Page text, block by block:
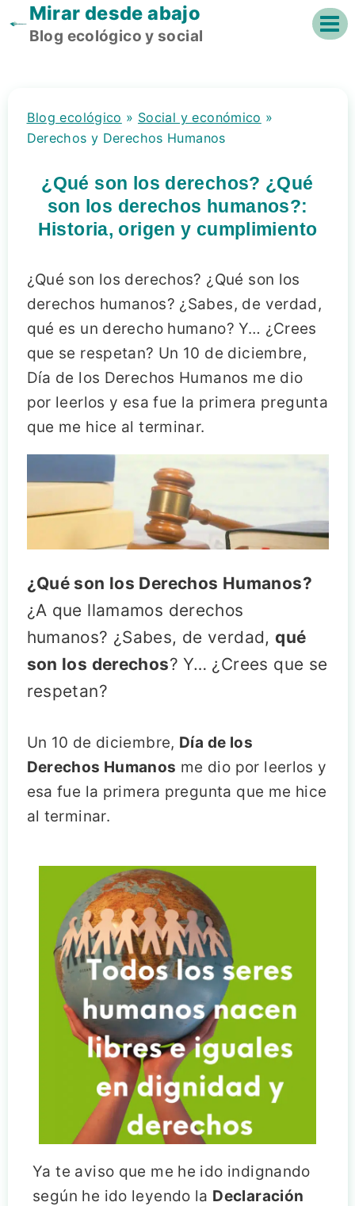
SaltarMirar desde abajo
Blog ecológico y social
Blog ecológico » Social y económico »
Derechos y Derechos Humanos
¿Qué son los derechos? ¿Qué
son los derechos humanos?:
Historia, origen y cumplimiento
¿Qué son los derechos? ¿Qué son los
derechos humanos? ¿Sabes, de verdad,
qué es un derecho humano? Y… ¿Crees
que se respetan? Un 10 de diciembre,
Día de los Derechos Humanos me dio
por leerlos y esa fue la primera pregunta
que me hice al terminar.
¿Qué son los Derechos Humanos?
¿A que llamamos derechos
humanos? ¿Sabes, de verdad,qué
son los derechos? Y… ¿Crees que se
respetan?
Un 10 de diciembre, Día de los
Derechos Humanos me dio por leerlos y
esa fue la primera pregunta que me hice
al terminar.
Ya te aviso que me he ido indignando
según he ido leyendo la Declaración